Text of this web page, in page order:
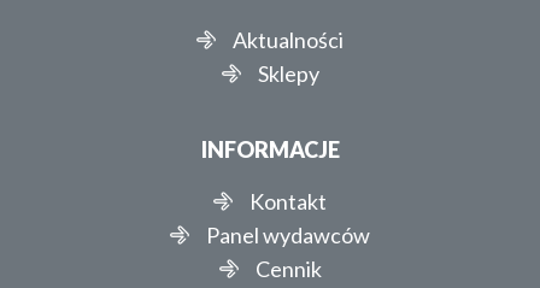
Aktualności
Sklepy
INFORMACJE
Kontakt
Panel wydawców
Cennik